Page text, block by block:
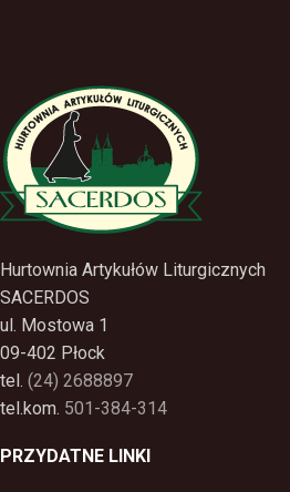
Hurtownia Artykułów Liturgicznych
SACERDOS
ul. Mostowa 1
09-402 Płock
tel. (24) 2688897
tel.kom. 501-384-314
PRZYDATNE LINKI